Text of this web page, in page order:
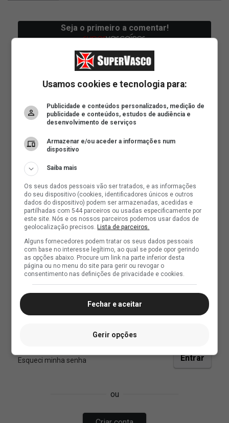
Usamos cookies e tecnologia para:
Publicidade e conteúdos personalizados, medição de
publicidade e conteúdos, estudos de audiência e
desenvolvimento de serviços
Armazenar e/ou aceder a informações num
dispositivo
Saiba mais
Os seus dados pessoais vão ser tratados, e as informações
do seu dispositivo (cookies, identificadores únicos e outros
dados do dispositivo) podem ser armazenadas, acedidas e
partilhadas com 544 parceiros ou usadas especificamente por
este site. Nós e os nossos parceiros podemos usar dados de
geolocalização precisos.Lista de parceiros.
Alguns fornecedores podem tratar os seus dados pessoais
com base no interesse legítimo, ao qual se pode opor gerindo
as opções abaixo. Procure um link na parte inferior desta
página ou no menu do site para gerir ou revogar o
consentimento nas definições de privacidade e cookies.
Fechar e aceitar
Gerir opções